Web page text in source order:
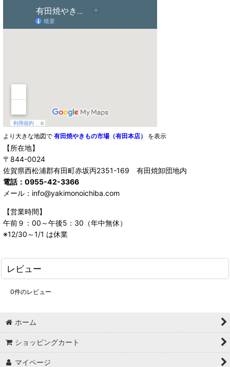
より大きな地図で 有田焼やきもの市場（有田本店） を表示
【所在地】
〒844-0024
佐賀県西松浦郡有田町赤坂丙2351-169 有田焼卸団地内
電話：0955-42-3366
メール：info@yakimonoichiba.com
【営業時間】
午前９：00～午後5：30（年中無休）
※12/30～1/1 は休業
レビュー
0件のレビュー
ホーム
ショッピングカート
マイページ